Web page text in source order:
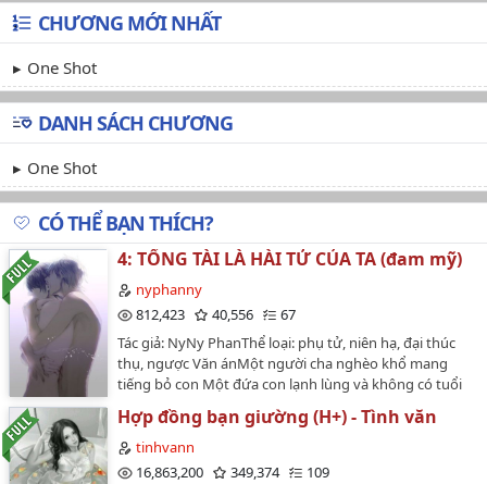
CHƯƠNG MỚI NHẤT
One Shot
DANH SÁCH CHƯƠNG
One Shot
CÓ THỂ BẠN THÍCH?
4: TỔNG TÀI LÀ HÀI TỬ CỦA TA (đam mỹ)
nyphanny
812,423
40,556
67
Tác giả: NyNy PhanThể loại: phụ tử, niên hạ, đại thúc
thụ, ngược Văn ánMột người cha nghèo khổ mang
tiếng bỏ con Một đứa con lạnh lùng và không có tuổi
thơ tốt đẹp 20 năm sau..... hai kẻ có huyết thống xem
nhau như xa lạHắn nghĩ mình không đáng có con.......
Anh nghĩ người cha kia chẳng bằng đôi giày
rách.....Nhưng số phận trớ trêu...... bí mật quá khứ
Hợp đồng bạn giường (H+) - Tình văn
tinhvann
16,863,200
349,374
109